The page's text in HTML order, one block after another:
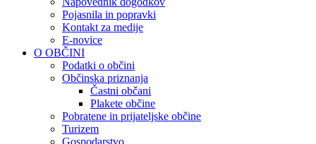
Pojasnila in popravki
Kontakt za medije
E-novice
O OBČINI
Podatki o občini
Občinska priznanja
Častni občani
Plakete občine
Pobratene in prijateljske občine
Turizem
Gospodarstvo